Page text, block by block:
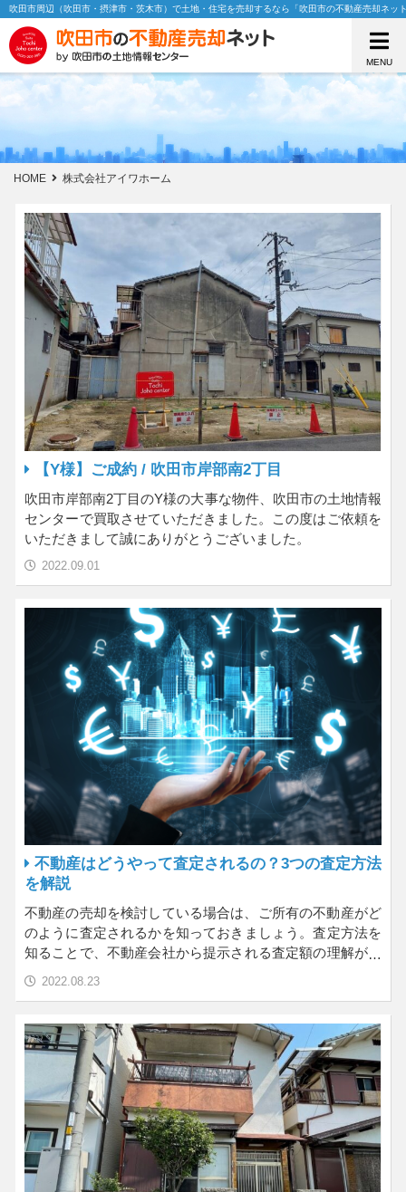
吹田市周辺（吹田市・摂津市・茨木市）で土地・住宅を売却するなら「吹田市の不動産売却ネッ
MENU
HOME 株式会社アイワホーム
【Y様】ご成約 / 吹田市岸部南2丁目
吹田市岸部南2丁目のY様の大事な物件、吹田市の土地情報
センターで買取させていただきました。この度はご依頼を
いただきまして誠にありがとうございました。
2022.09.01
不動産はどうやって査定されるの？3つの査定方法
を解説
不動産の売却を検討している場合は、ご所有の不動産がど
のように査定されるかを知っておきましょう。査定方法を
知ることで、不動産会社から提示される査定額の理解が深
まる…
2022.08.23